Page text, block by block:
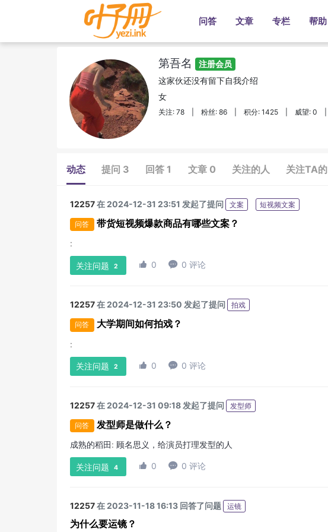
问答 文章 专栏 帮助
第吾名
注册会员
这家伙还没有留下自我介绍
女
关注: 78 粉丝: 86 积分: 1425 威望: 0
动态 提问 3 回答 1 文章 0 关注的人 关注TA的
12257在 2024-12-31 23:51 发起了提问 文案 短视频文案
问答 带货短视频爆款商品有哪些文案？
:
关注问题 2  0  0 评论
12257在 2024-12-31 23:50 发起了提问 拍戏
问答 大学期间如何拍戏？
:
关注问题 2  0  0 评论
12257在 2024-12-31 09:18 发起了提问 发型师
问答 发型师是做什么？
成熟的稻田: 顾名思义，给演员打理发型的人
关注问题 4  0  0 评论
12257在 2023-11-18 16:13 回答了问题 运镜
为什么要运镜？